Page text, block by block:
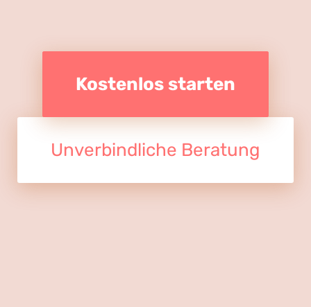
Kostenlos starten
Unverbindliche Beratung